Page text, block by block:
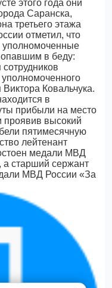
этого года они
Саранска,
третьего этажа
отметил, что
уполномоченные
в беду:
уполномоченного
Ковальчука.
в
прибыли на место
проявив высокий
пятимесячную
лейтенант
медали МВД
а старший сержант
МВД России «За